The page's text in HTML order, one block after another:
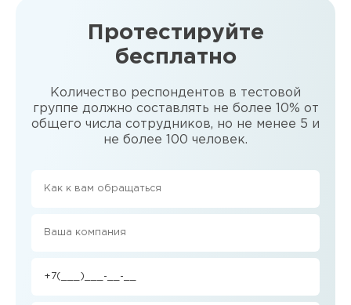
Протестируйте
бесплатно
Количество респондентов в тестовой
группе должно составлять не более 10% от
общего числа сотрудников, но не менее 5 и
не более 100 человек.